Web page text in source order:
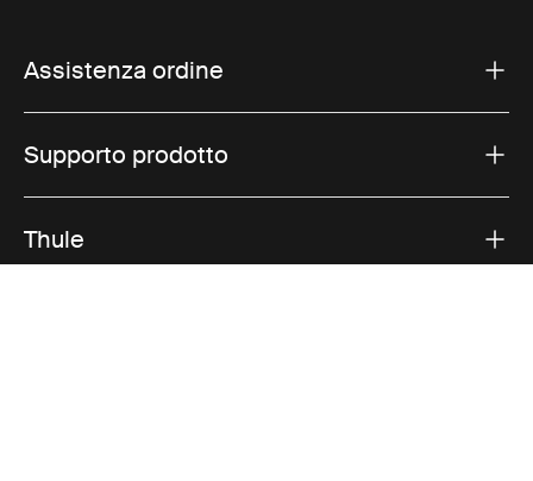
Assistenza ordine
Supporto prodotto
Thule